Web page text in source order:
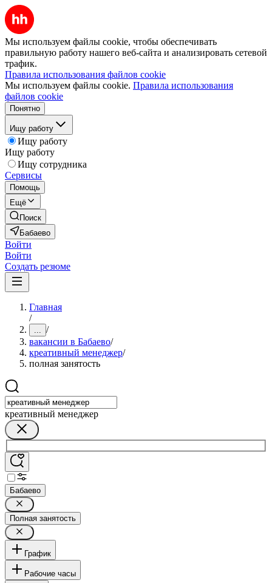
Мы используем файлы cookie, чтобы обеспечивать
правильную работу нашего веб-сайта и анализировать сетевой
трафик.
Правила использования файлов cookie
Мы используем файлы cookie. Правила использования
файлов cookie
Понятно
Ищу работу
Ищу работу
Ищу работу
Ищу сотрудника
Сервисы
Помощь
Ещё
Поиск
Бабаево
Войти
Войти
Создать резюме
Главная
/
... /
вакансии в Бабаево/
креативный менеджер/
полная занятость
креативный менеджер
Бабаево
Полная занятость
График
Рабочие часы